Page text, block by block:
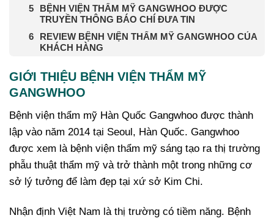
BỆNH VIỆN THẨM MỸ GANGWHOO ĐƯỢC
TRUYỀN THÔNG BÁO CHÍ ĐƯA TIN
REVIEW BỆNH VIỆN THẨM MỸ GANGWHOO CỦA
KHÁCH HÀNG
GIỚI THIỆU BỆNH VIỆN THẨM MỸ
GANGWHOO
Bệnh viện thẩm mỹ Hàn Quốc Gangwhoo được thành
lập vào năm 2014 tại Seoul, Hàn Quốc. Gangwhoo
được xem là bệnh viện thẩm mỹ sáng tạo ra thị trường
phẫu thuật thẩm mỹ và trở thành một trong những cơ
sở lý tưởng để làm đẹp tại xứ sở Kim Chi.
Nhận định Việt Nam là thị trường có tiềm năng. Bệnh